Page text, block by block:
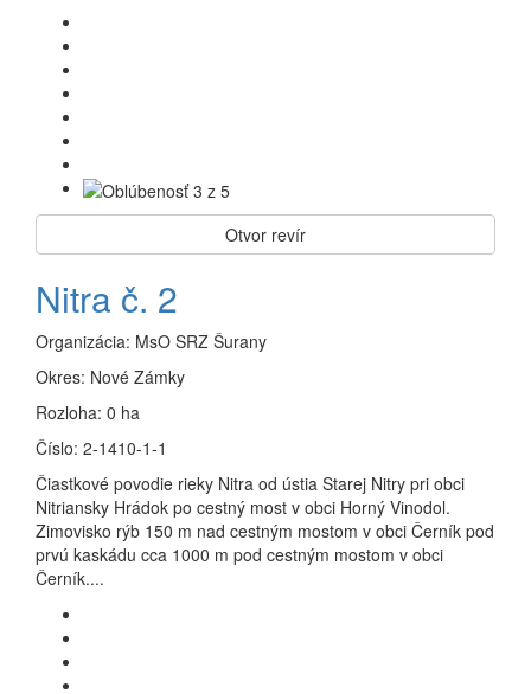
Otvor revír
Nitra č. 2
Organizácia: MsO SRZ Šurany
Okres: Nové Zámky
Rozloha: 0 ha
Číslo: 2-1410-1-1
Čiastkové povodie rieky Nitra od ústia Starej Nitry pri obci
Nitriansky Hrádok po cestný most v obci Horný Vinodol.
Zimovisko rýb 150 m nad cestným mostom v obci Černík pod
prvú kaskádu cca 1000 m pod cestným mostom v obci
Černík....